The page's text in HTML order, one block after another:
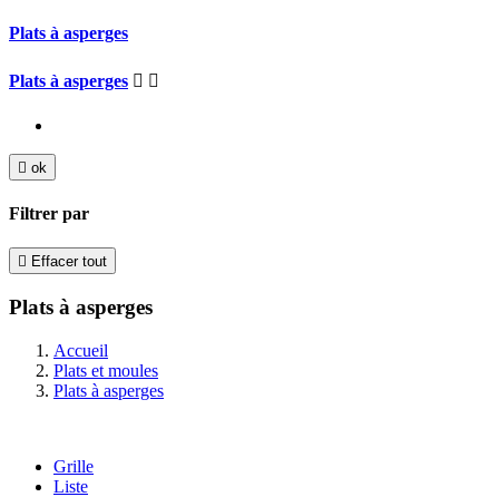
Plats à asperges
Plats à asperges  
 ok
Filtrer par
 Effacer tout
Plats à asperges
Accueil
Plats et moules
Plats à asperges
Grille
Liste